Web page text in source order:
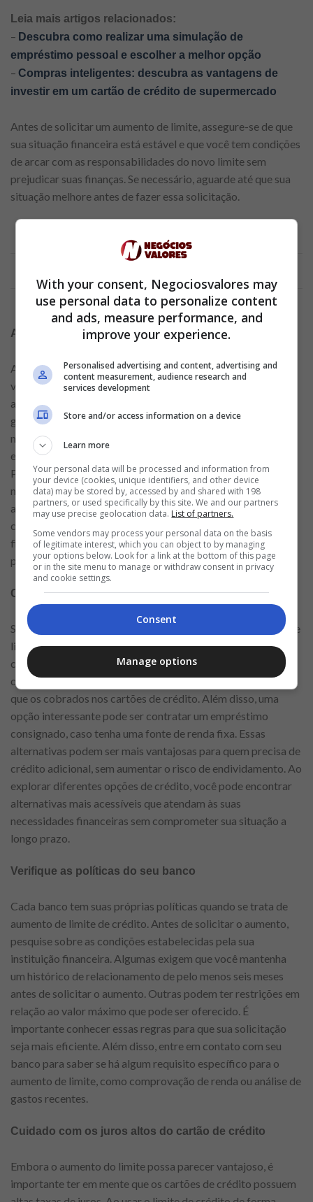
Leia mais artigos relacionados:
– Descubra como realizar uma simulação de
empréstimo pessoal e escolher a melhor opção
– Compras inteligentes: descubra as vantagens de
investir em um cartão de crédito de supermercado
Antes de solicitar um aumento de limite, assegure-se de que
sua situação financeira está estável e que você tem condições
de arcar com as responsabilidades do novo limite sem
prejudicar suas finanças. Se necessário, aguarde até que sua
situação melhore antes de fazer essa solicitação.
Anúncio
Avalie a necessidade do aumento de limite
Antes de pedir um aumento de limite, é importante avaliar se
você realmente precisa dele. Muitas pessoas solicitam
aumentos de limite por conveniência, mas podem acabar
gastando mais do que realmente precisam. Ter um limite
maior pode ser tentador, mas pode também levar ao
endividamento caso não haja controle sobre os gastos.
Pergunte a si mesmo se o aumento de limite é realmente
necessário para seus objetivos financeiros ou se ele pode
apenas abrir espaço para comportamentos impulsivos de
consumo. Ter consciência das suas necessidades e metas
financeiras é fundamental para evitar tomar decisões que
possam prejudicar seu orçamento e sua saúde financeira.
Considere outras opções de crédito
Se você está tendo dificuldades em conseguir um aumento de
limite com seu cartão de crédito, pode ser interessante
considerar outras opções de crédito. Muitos bancos
oferecem linhas de crédito pessoal com juros mais baixos do
que os cobrados nos cartões de crédito. Além disso, uma
opção interessante pode ser contratar um empréstimo
consignado, caso tenha uma fonte de renda fixa. Essas
alternativas podem ser mais vantajosas para quem precisa de
crédito adicional, sem aumentar o risco de endividamento. Ao
explorar diferentes opções de crédito, você pode encontrar
alternativas mais acessíveis que atendam às suas
necessidades financeiras sem comprometer sua situação a
longo prazo.
Verifique as políticas do seu banco
Cada banco tem suas próprias políticas quando se trata de
aumento de limite de crédito. Antes de solicitar o aumento,
pesquise sobre as condições estabelecidas pela sua
instituição financeira. Algumas exigem que você mantenha
um histórico de relacionamento de pelo menos seis meses
antes de solicitar o aumento. Outras podem ter restrições em
relação ao valor máximo que pode ser oferecido. É
importante conhecer essas regras para que sua solicitação
seja mais eficiente. Além disso, entre em contato com seu
banco para saber se há algum requisito específico para o
aumento de limite, como comprovação de renda ou análise de
gastos recentes.
Cuidado com os juros altos do cartão de crédito
Embora o aumento do limite possa parecer vantajoso, é
importante ter em mente que os cartões de crédito possuem
With your consent, Negociosvalores may
use personal data to personalize content
and ads, measure performance, and
improve your experience.
Personalised advertising and content, advertising and
content measurement, audience research and
services development
Store and/or access information on a device
Learn more
Your personal data will be processed and information from
your device (cookies, unique identifiers, and other device
data) may be stored by, accessed by and shared with 198
partners, or used specifically by this site. We and our partners
may use precise geolocation data. List of partners.
Some vendors may process your personal data on the basis
of legitimate interest, which you can object to by managing
your options below. Look for a link at the bottom of this page
or in the site menu to manage or withdraw consent in privacy
and cookie settings.
Consent
Manage options